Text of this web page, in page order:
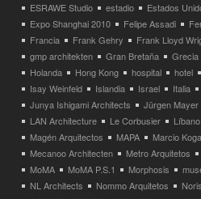
ESRAWE Studio
estadio Estados
Expo Shanghai 2010
Felipe Assadi
Francia
Frank Gehry Frank Lloyd
gmp architekten
Gran Bretaña Grecia
Holanda
Hong Kong hospital hotel
Isay Weinfeld
Islandia Israel Italia
Junya Ishigami Architects
Jürgen Mayer
LAN Architecture
Le Corbusier Líbano
Magén Arquitectos
MAPA Marcio
Mecanoo Architecten
Metro Arquitetos
MoMA
MoMA P.S.1 Morphosis
NL Architects
Nommo Arquitetos